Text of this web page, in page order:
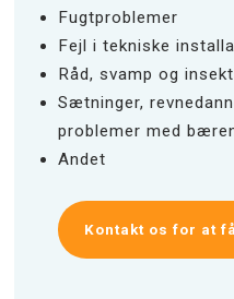
Fugtproblemer
Fejl i tekniske
Råd, svamp og
Sætninger,
problemer med
Andet
Kontakt os for at